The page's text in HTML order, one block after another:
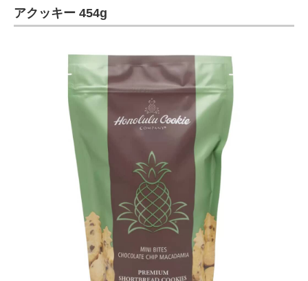
アクッキー 454g